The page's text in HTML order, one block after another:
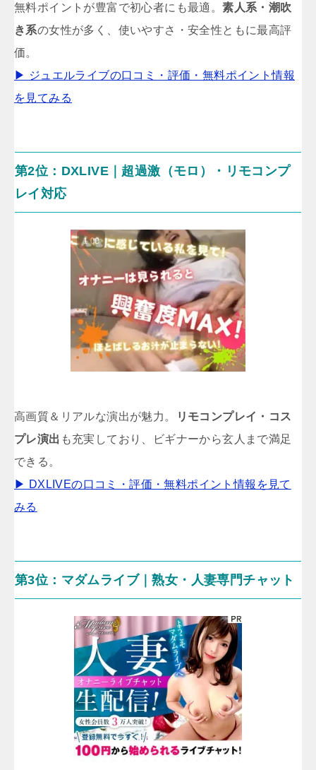
無料ポイントが豊富で初心者にも最適。素人系・潮吹
き系の女性が多く、使いやすさ・安全性ともに最高評
価。
▶ ジュエルライブの口コミ・評価・無料ポイント情報
を見てみる
第2位：DXLIVE｜超過激（モロ）・リモコンプ
レイ対応
高画質＆リアルな演出が魅力。
リモコンプレイ・コス
プレ演出 も充実しており、ビギナーから玄人まで満足
できる。
▶ DXLIVEの口コミ・評価・無料ポイント情報を見て
みる
第3位：マダムライブ｜熟女・人妻専門チャット